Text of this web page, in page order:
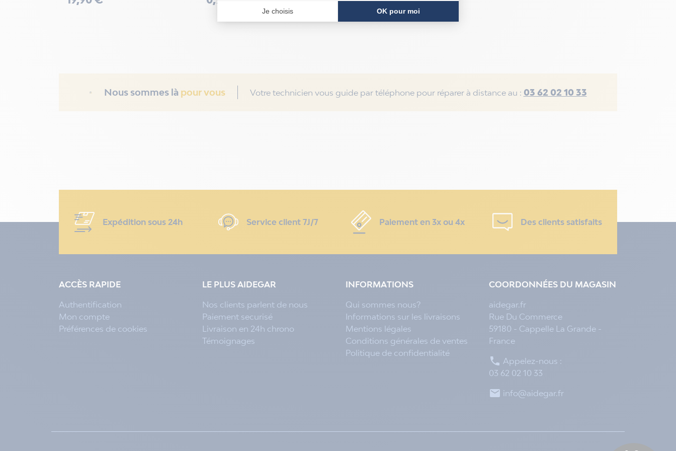
Nous sommes là pour vous Votre technicien vous guide par téléphone pour réparer à distance au : 03 62 02 10 33
Expédition sous 24h Service client 7J/7 Paiement en 3x ou 4x Des clients satisfaits
ACCÈS RAPIDE
Authentification
Mon compte
Préférences de cookies
LE PLUS AIDEGAR
Nos clients parlent de nous
Paiement securisé
Livraison en 24h chrono
Témoignages
INFORMATIONS
Qui sommes nous?
Informations sur les livraisons
Mentions légales
Conditions générales de ventes
Politique de confidentialité
COORDONNÉES DU MAGASIN
aidegar.fr
Rue Du Commerce
59180 - Cappelle La Grande -
France
 Appelez-nous :
03 62 02 10 33
 info@aidegar.fr